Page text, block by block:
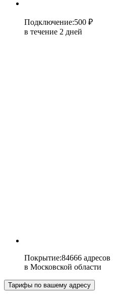
Подключение:500 ₽
в течение 2 дней
Покрытие:84666 адресов
в Московской области
Тарифы по вашему адресу